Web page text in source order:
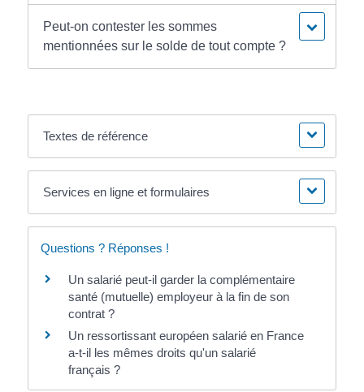
Peut-on contester les sommes
mentionnées sur le solde de tout compte ?
Textes de référence
Services en ligne et formulaires
Questions ? Réponses !
Un salarié peut-il garder la complémentaire
santé (mutuelle) employeur à la fin de son
contrat ?
Un ressortissant européen salarié en France
a-t-il les mêmes droits qu'un salarié
français ?